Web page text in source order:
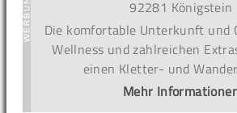
92281 Königstein
Die komfortable Unterkunft und
Wellness und zahlreichen
einen Kletter- und
Mehr